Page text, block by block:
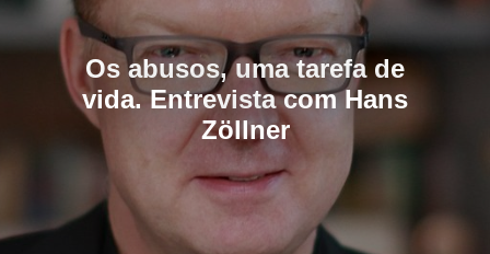
Os abusos, uma tarefa de
vida. Entrevista com Hans
Zöllner